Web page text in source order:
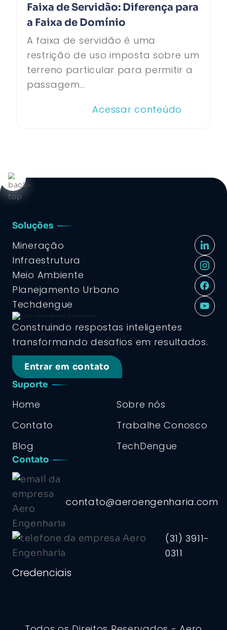
Faixa de Servidão: Diferença para
a Faixa de Domínio
A faixa de servidão é uma
restrição de uso imposta sobre um
terreno particular para permitir a
passagem...
Acessar conteúdo
Construindo respostas inteligentes
transformando desafios em resultados.
Entrar em contato
Suporte
Home
Sobre nós
Contato
Trabalhe Conosco
Blog
TechDengue
Contato
contato@aeroengenharia.com
(31) 3911-
0311
Credenciais
Soluções
Mineração
Infraestrutura
Meio Ambiente
Planejamento Urbano
Techdengue